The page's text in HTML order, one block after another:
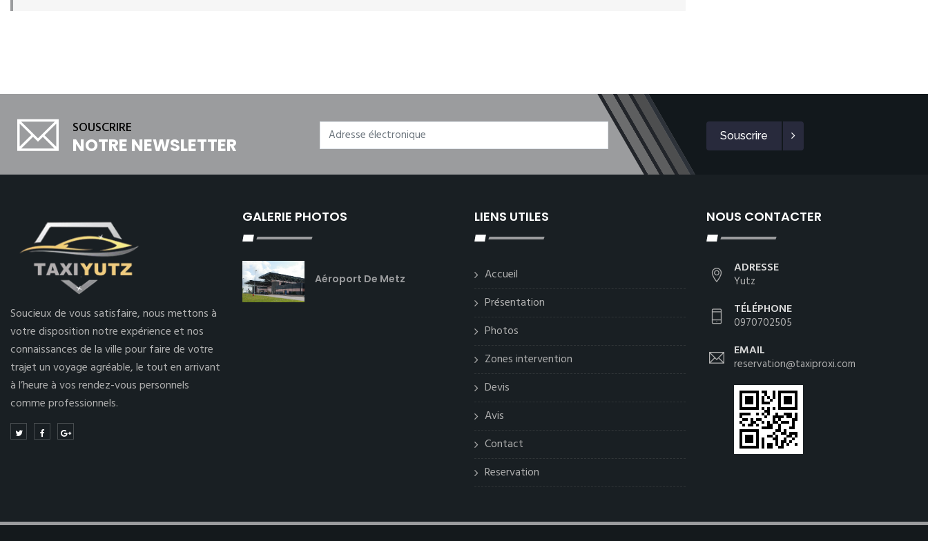
SOUSCRIRE
NOTRE NEWSLETTER Souscrire
Soucieux de vous satisfaire, nous mettons à
votre disposition notre expérience et nos
connaissances de la ville pour faire de votre
trajet un voyage agréable, le tout en arrivant
à l’heure à vos rendez-vous personnels
comme professionnels.
GALERIE PHOTOS
Aéroport De Metz
LIENS UTILES
Accueil
Présentation
Photos
Zones intervention
Devis
Avis
Contact
Reservation
NOUS CONTACTER
ADRESSE
Yutz
TÉLÉPHONE
0970702505
EMAIL
reservation@taxiproxi.com